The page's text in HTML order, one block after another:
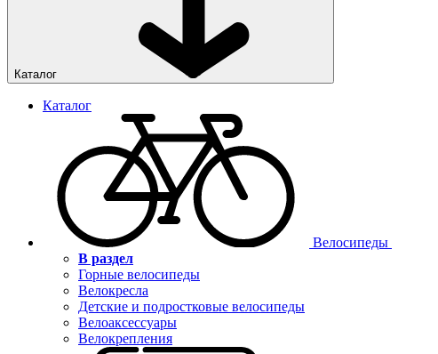
Каталог
Каталог
Велосипеды
В раздел
Горные велосипеды
Велокресла
Детские и подростковые велосипеды
Велоаксессуары
Велокрепления